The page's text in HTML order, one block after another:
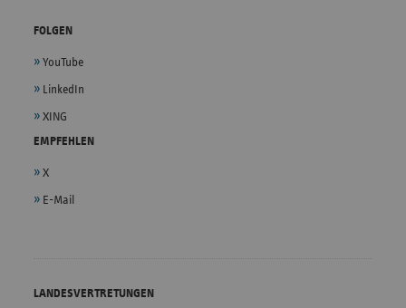
FOLGEN
YouTube
LinkedIn
XING
EMPFEHLEN
X
E-Mail
LANDESVERTRETUNGEN